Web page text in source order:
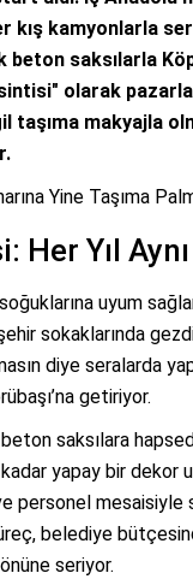
kamyonlarla
saksılarla
olarak
makyajla
Yine Taşıma
Yıl
uyum
sokaklarında
diye seralarda
getiriyor.
saksılara
yapay bir dekor
personel mesaisiyle
belediye
seriyor.